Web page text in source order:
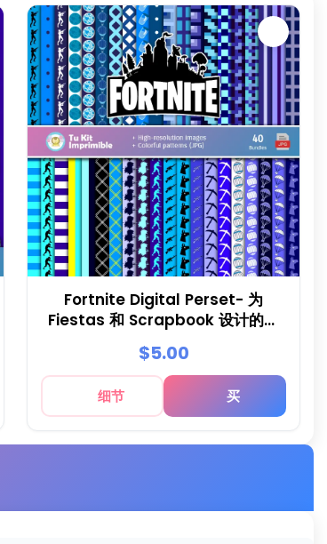
Fortnite Digital Perset- 为
Fiestas 和 Scrapbook 设计的喷
$5.00
细节 买